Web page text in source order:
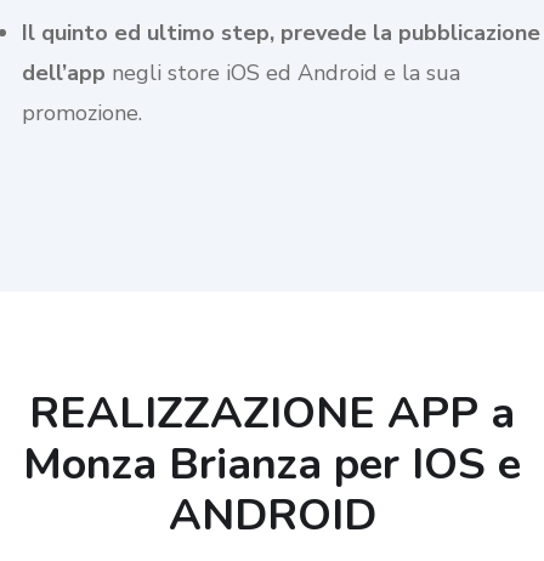
Il quinto ed ultimo step, prevede la pubblicazione
dell’app negli store iOS ed Android e la sua
promozione.
REALIZZAZIONE APP a
Monza Brianza per IOS e
ANDROID